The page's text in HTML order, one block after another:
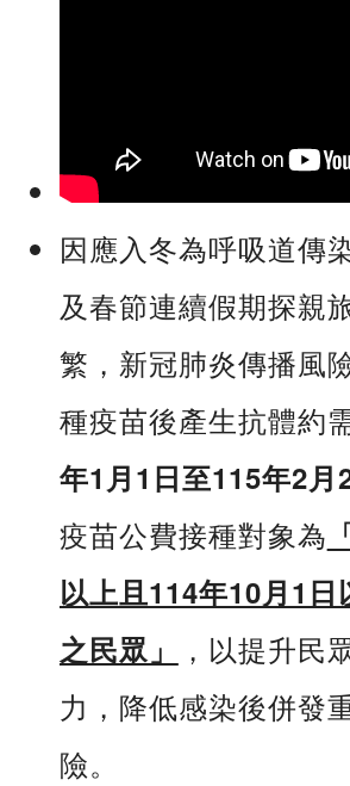
因應入冬為呼吸道傳
及春節連續假期探親
繁，新冠肺炎傳播風
種疫苗後產生抗體約
年1月1日至115年2月
疫苗公費接種對象為
以上且114年10月1日
之民眾」
，以提升民
力，降低感染後併發
險。